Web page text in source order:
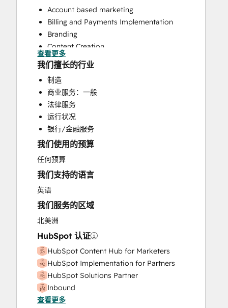
Account based marketing
Billing and Payments Implementation
Branding
Content Creation
CRM Implementation
CRM Migration
Custom API Integrations
Customer Marketing
Email Marketing
Full Inbound Marketing Services
HubSpot Onboarding
Marketing Hub Enterprise Onboarding
Marketing Hub Professional Onboarding
Paid Advertising
Revenue Hub Implementation
Sales and Marketing Alignment
Sales Enablement
Sales Hub Enterprise Onboarding
Sales Hub Professional Onboarding
Search Engine Optimization
Service Hub Enterprise Onboarding
Service Hub Professional Onboarding
Social Media
Website Design
Website Development
查看更多
我们擅长的行业
制造
商业服务：一般
法律服务
运行状况
银行/金融服务
我们使用的预算
任何预算
我们支持的语言
英语
我们服务的区域
北美洲
HubSpot 认证
HubSpot Content Hub for Marketers
HubSpot Implementation for Partners
HubSpot Solutions Partner
Inbound
查看更多